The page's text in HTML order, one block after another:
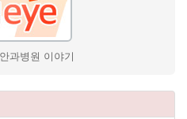
과병원 이야기